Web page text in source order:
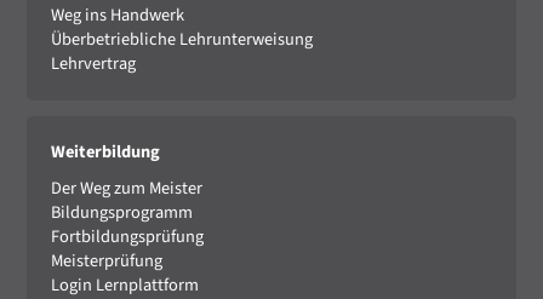
Weg ins Handwerk
Überbetriebliche Lehrunterweisung
Lehrvertrag
Weiterbildung
Der Weg zum Meister
Bildungsprogramm
Fortbildungsprüfung
Meisterprüfung
Login Lernplattform